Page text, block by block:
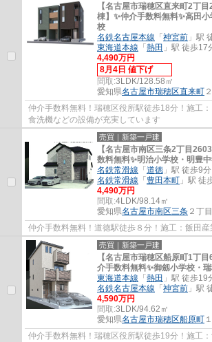
【名古屋市瑞穂区直来町2丁
棟】✨️仲介手数料無料✨️高田
校
名鉄名古屋本線 「 神宮前 」駅
東海道本線 「 熱田 」駅 徒歩17
4,490万円
8月4日 値下げ
間取:3LDK/128.58㎡
愛知県名古屋市瑞穂区直来町
仲介手数料無料！瑞穂区役所駅徒歩18分！施工
食洗機などの設備が充実しています
売買｜新築一戸建
【名古屋市南区三条2丁目
数料無料✨️明治小学校・明豊
名鉄常滑線 「 道徳 」駅 徒歩9分
名鉄常滑線 「 豊田本町 」駅 徒
4,490万円
間取:4LDK/98.14㎡
愛知県名古屋市南区三条 ２丁
仲介手数料無料！道徳駅徒歩８分！施工：飯田産
売買｜新築一戸建
【名古屋市瑞穂区船原町1丁
介手数料無料✨️御劔小学校・
東海道本線 「 熱田 」駅 徒歩19
名鉄名古屋本線 「 神宮前 」駅
4,590万円
間取:3LDK/94.62㎡
愛知県名古屋市瑞穂区船原町
仲介手数料無料！瑞穂区役所駅徒歩19分！施工